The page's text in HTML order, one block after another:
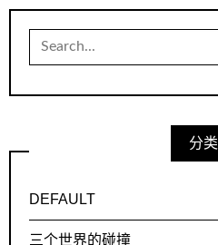
Search
for:
分类
DEFAULT
三个世界的碰撞